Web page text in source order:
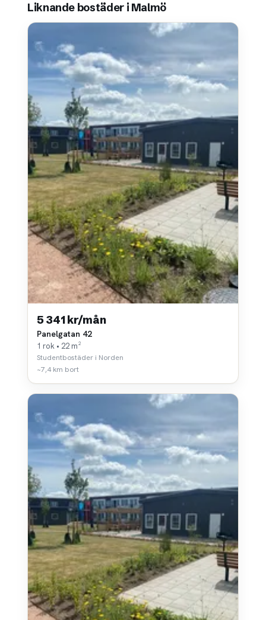
Liknande bostäder i Malmö
5 341 kr/mån
Panelgatan 42
1 rok • 22 m²
Studentbostäder i Norden
~7,4 km bort